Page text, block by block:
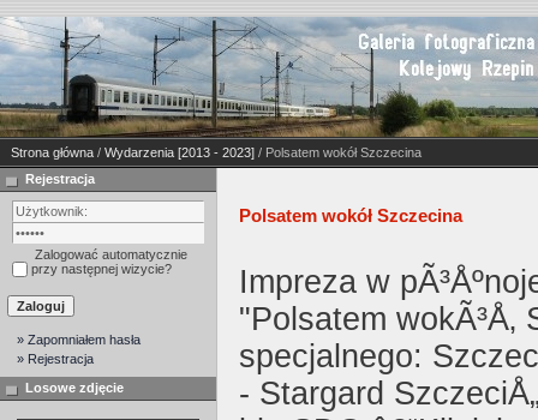
Strona główna / Wydarzenia [2013 - 2023] / Polsatem wokół Szczecina
Rejestracja
Zalogować automatycznie
przy następnej wizycie?
» Zapomniałem hasła
» Rejestracja
Losowe zdjęcie
Polsatem wokół Szczecina
Impreza w
"Polsatem
specjalnego:
- Stargard